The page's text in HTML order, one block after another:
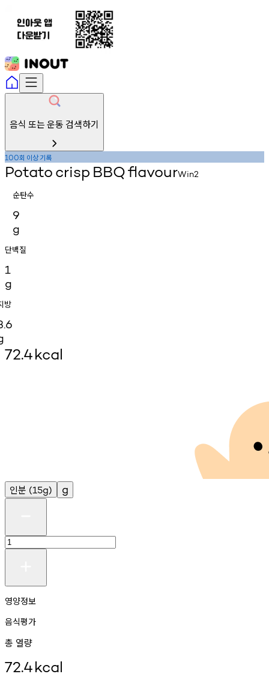
음식 또는 운동 검색하기
100회 이상기록
Potatocrisp BBQflavourWin2
순탄수
9
g
단백질
1
g
방
72.4kcal
인분 (15g) g
영양정보
음식평가
총 열량
72.4kcal